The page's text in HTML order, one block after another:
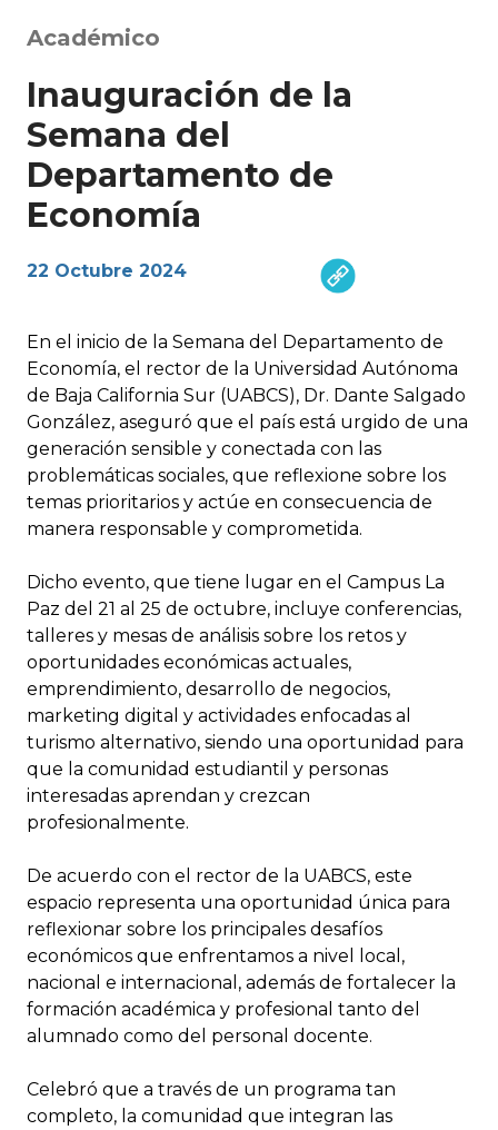
Académico
Inauguración de la
Semana del
Departamento de
Economía
22 Octubre 2024
En el inicio de la Semana del Departamento de
Economía, el rector de la Universidad Autónoma
de Baja California Sur (UABCS), Dr. Dante Salgado
González, aseguró que el país está urgido de una
generación sensible y conectada con las
problemáticas sociales, que reflexione sobre los
temas prioritarios y actúe en consecuencia de
manera responsable y comprometida.
Dicho evento, que tiene lugar en el Campus La
Paz del 21 al 25 de octubre, incluye conferencias,
talleres y mesas de análisis sobre los retos y
oportunidades económicas actuales,
emprendimiento, desarrollo de negocios,
marketing digital y actividades enfocadas al
turismo alternativo, siendo una oportunidad para
que la comunidad estudiantil y personas
interesadas aprendan y crezcan
profesionalmente.
De acuerdo con el rector de la UABCS, este
espacio representa una oportunidad única para
reflexionar sobre los principales desafíos
económicos que enfrentamos a nivel local,
nacional e internacional, además de fortalecer la
formación académica y profesional tanto del
alumnado como del personal docente.
Celebró que a través de un programa tan
completo, la comunidad que integran las